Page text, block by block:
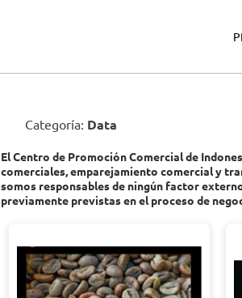
Categoría: Data
El Centro de Promoción Comercial de
comerciales, emparejamiento comercial y
somos responsables de ningún factor
previamente previstas en el proceso de